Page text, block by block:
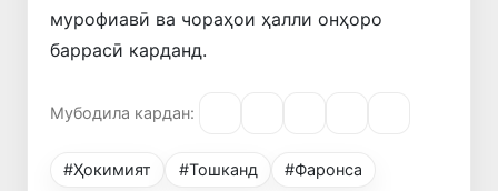
мурофиавӣ ва чораҳои ҳалли онҳоро
баррасӣ карданд.
Мубодила кардан:
#Ҳокимият #Тошканд #Фаронса